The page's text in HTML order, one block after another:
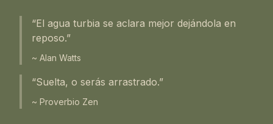
“El agua turbia se aclara mejor dejándola en
reposo.”
~ Alan Watts
“Suelta, o serás arrastrado.”
~ Proverbio Zen